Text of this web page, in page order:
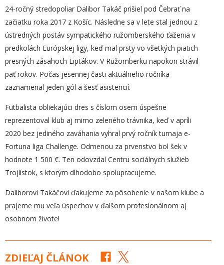
24-ročný stredopoliar Dalibor Takáč prišiel pod Čebrať na
začiatku roka 2017 z Košíc. Následne sa v lete stal jednou z
ústredných postáv sympatického ružomberského ťaženia v
predkolách Európskej ligy, keď mal prsty vo všetkých piatich
presných zásahoch Liptákov. V Ružomberku napokon strávil
päť rokov. Počas jesennej časti aktuálneho ročníka
zaznamenal jeden gól a šesť asistencií.
Futbalista obliekajúci dres s číslom osem úspešne
reprezentoval klub aj mimo zeleného trávnika, keď v apríli
2020 bez jediného zaváhania vyhral prvý ročník turnaja e-
Fortuna liga Challenge. Odmenou za prvenstvo bol šek v
hodnote 1 500 €. Ten odovzdal Centru sociálnych služieb
Trojlístok, s ktorým dlhodobo spolupracujeme.
Daliborovi Takáčovi ďakujeme za pôsobenie v našom klube a
prajeme mu veľa úspechov v ďalšom profesionálnom aj
osobnom živote!
ZDIEĽAJ ČLÁNOK